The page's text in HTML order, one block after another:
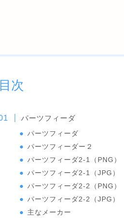
目次
パーツフィーダ
パーツフィーダ
パーツフィーダー２
パーツフィーダ2-1（PNG）
パーツフィーダ2-1（JPG）
パーツフィーダ2-2（PNG）
パーツフィーダ2-2（JPG）
主なメーカー